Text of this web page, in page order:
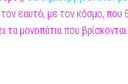
εαυτό, με τον κόσμο, που
τα μονοπάτια που